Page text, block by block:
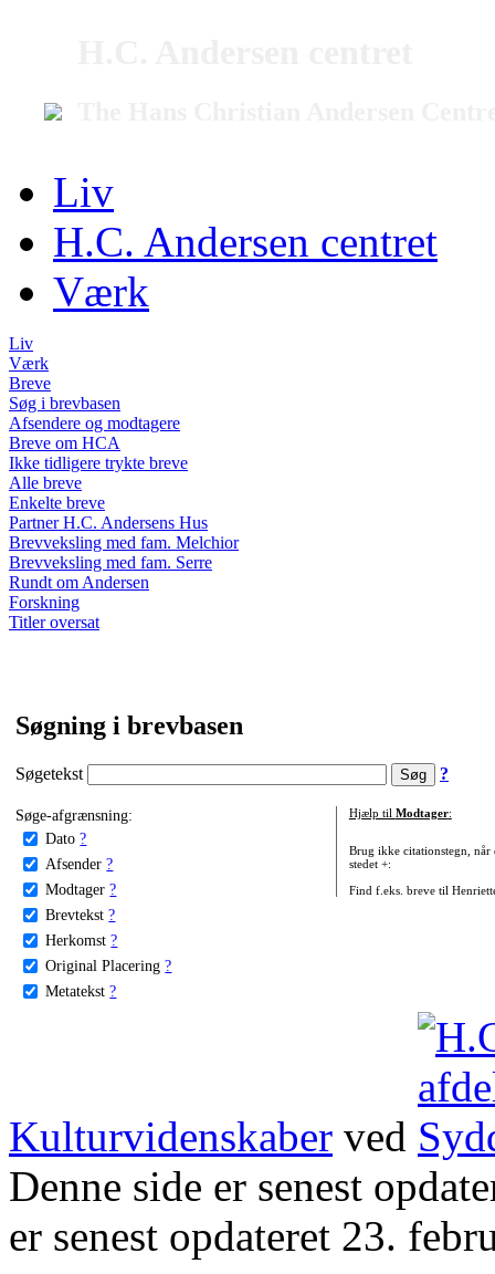
Liv
H.C. Andersen centret
Værk
Liv
Værk
Breve
Søg i brevbasen
Afsendere og modtagere
Breve om HCA
Ikke tidligere trykte breve
Alle breve
Enkelte breve
Partner H.C. Andersens Hus
Brevveksling med fam. Melchior
Brevveksling med fam. Serre
Rundt om Andersen
Forskning
Titler oversat
Søgning i brevbasen
Søgetekst ?
Søge-afgrænsning:
Dato ?
Afsender ?
Modtager ?
Brevtekst ?
Herkomst ?
Original Placering ?
Metatekst ?
Hjælp til Modtager:
Brug ikke citationstegn, når
stedet +:
Find f.eks. breve til
Kulturvidenskaber ved
Denne side er senest
er senest opdateret 23.